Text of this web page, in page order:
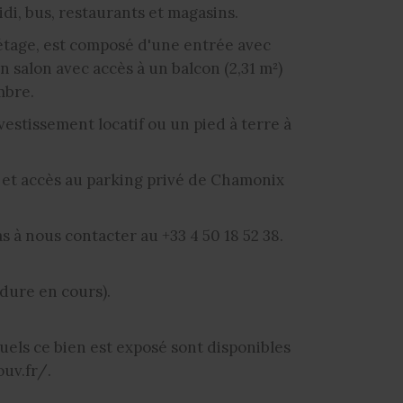
bus, restaurants et magasins.
est composé d'une entrée avec
avec accès à un balcon (2,31 m²)
locatif ou un pied à terre à
accès au parking privé de Chamonix
nous contacter au +33 4 50 18 52 38.
en cours).
ce bien est exposé sont disponibles
.